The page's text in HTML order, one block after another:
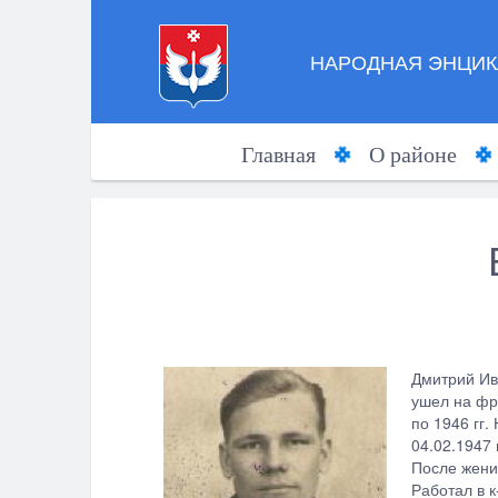
НАРОДНАЯ
Главная О районе
Дмитрий
ушел на
по 1946
04.02.1947
После
Работал в